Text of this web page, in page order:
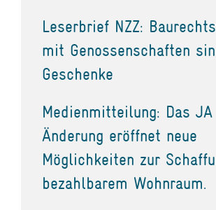
Leserbrief NZZ:
mit Genossenschaften
Geschenke
Medienmitteilung: Das
Änderung eröffnet neue
Möglichkeiten zur
bezahlbarem Wohnraum.